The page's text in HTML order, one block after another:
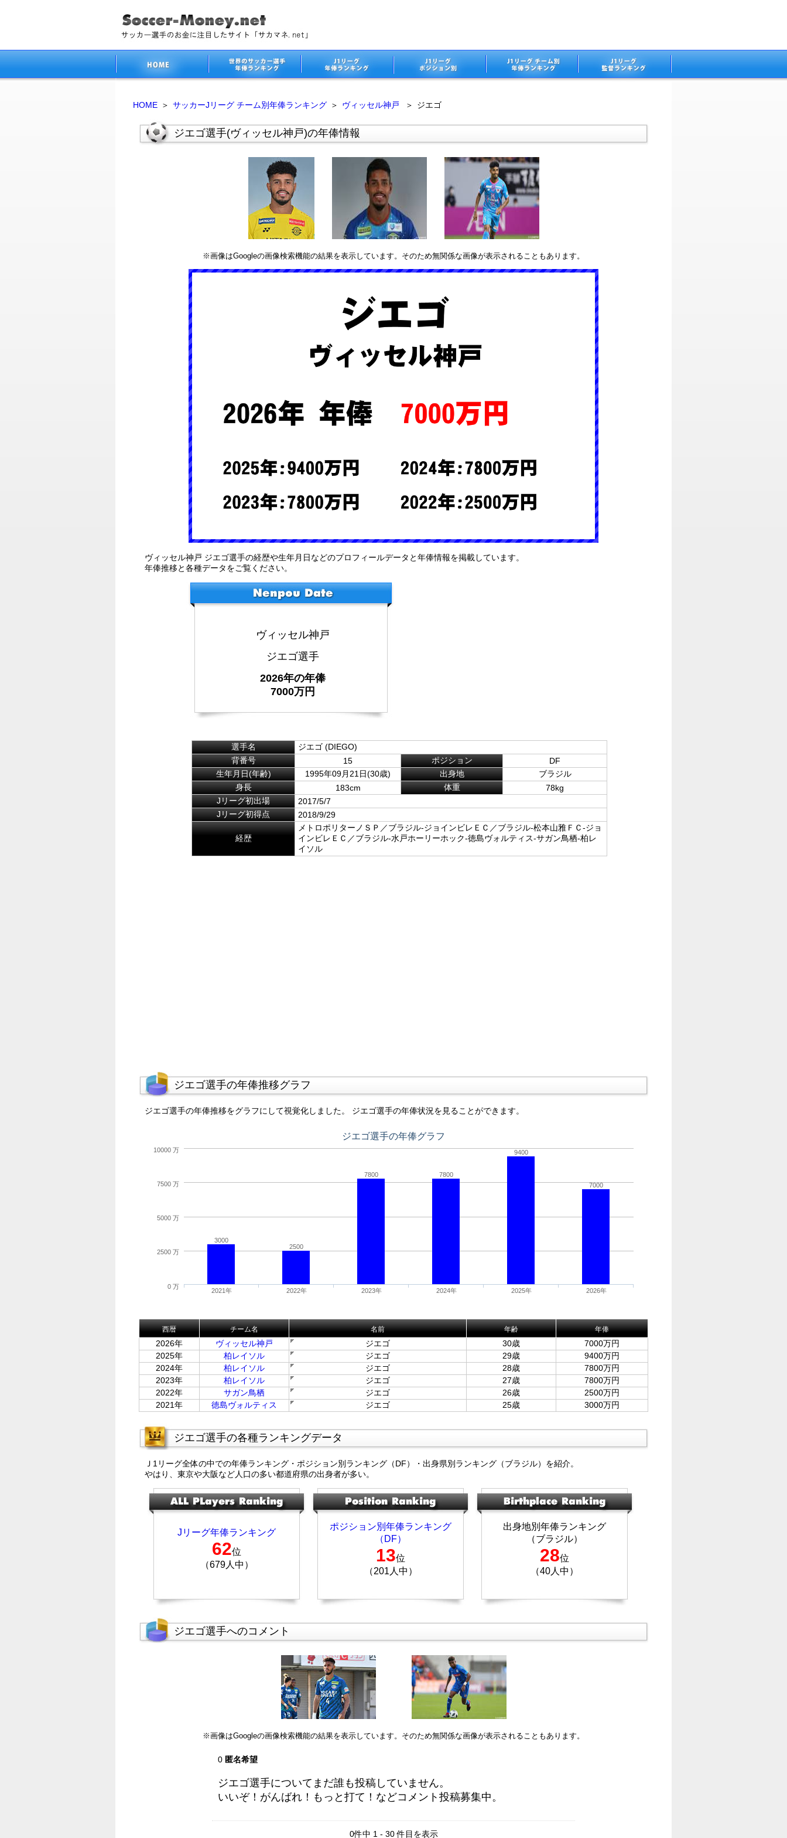
HOME ＞ サッカーJリーグ チーム別年俸ランキング ＞ ヴィッセル神戸 ＞ ジエゴ
ジエゴ選手(ヴィッセル神戸)の年俸情報
※画像はGoogleの画像検索機能の結果を表示しています。そのため無関係な画像が表示されることもあります。
ヴィッセル神戸 ジエゴ選手の経歴や生年月日などのプロフィールデータと年俸情報を掲載しています。
年俸推移と各種データをご覧ください。
ヴィッセル神戸
ジエゴ選手
2026年の年俸
7000万円
選手名
ジエゴ (DIEGO)
背番号
15 ポジション
DF
生年月日(年齢)
1995年09月21日(30歳) 出身地
ブラジル
身長
183cm 体重
78kg
Jリーグ初出場
2017/5/7
Jリーグ初得点
2018/9/29
経歴
メトロポリターノＳＰ／ブラジル-ジョインビレＥＣ／ブラジル-松本山雅ＦＣ-ジョ
インビレＥＣ／ブラジル-水戸ホーリーホック-徳島ヴォルティス-サガン鳥栖-柏レ
イソル
ジエゴ選手の年俸推移グラフ
ジエゴ選手の年俸推移をグラフにして視覚化しました。 ジエゴ選手の年俸状況を見ることができます。
ジエゴ選手の年俸グラフ
3000
2500
7800 7800
9400
7000
2021年 2022年 2023年 2024年 2025年 2026年
0 万
2500 万
5000 万
7500 万
10000 万
西暦 チーム名 名前 年齢 年俸
2026年 ヴィッセル神戸 ジエゴ 30歳
7000万円
2025年
柏レイソル ジエゴ 29歳
9400万円
2024年
柏レイソル ジエゴ 28歳
7800万円
2023年
柏レイソル ジエゴ 27歳
7800万円
2022年
サガン鳥栖 ジエゴ 26歳
2500万円
2021年
徳島ヴォルティス ジエゴ 25歳 3000万円
ジエゴ選手の各種ランキングデータ
Ｊ1リーグ全体の中での年俸ランキング・ポジション別ランキング（DF）・出身県別ランキング（ブラジル）を紹介。
やはり、東京や大阪など人口の多い都道府県の出身者が多い。
Jリーグ年俸ランキング
62位
（679人中）
ポジション別年俸ランキング
（DF）
13位
（201人中）
出身地別年俸ランキング
（ブラジル）
28位
（40人中）
ジエゴ選手へのコメント
※画像はGoogleの画像検索機能の結果を表示しています。そのため無関係な画像が表示されることもあります。
0 匿名希望
ジエゴ選手についてまだ誰も投稿していません。
いいぞ！がんばれ！もっと打て！などコメント投稿募集中。
0件中 1 - 30 件目を表示